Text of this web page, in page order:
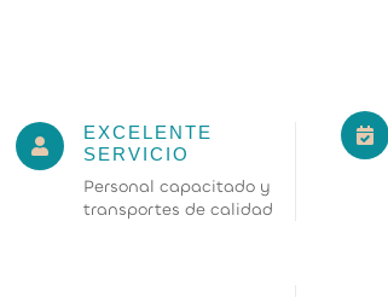
EXCELENTE
SERVICIO
Personal capacitado y
transportes de calidad